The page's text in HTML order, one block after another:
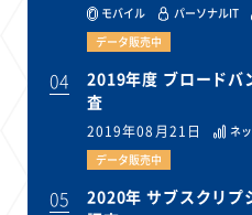
モバイル パーソナルIT
データ販売中
04
2019年度 ブロードバ
査
2019年08月21日 ネ
データ販売中
05
2020年 サブスクリプ